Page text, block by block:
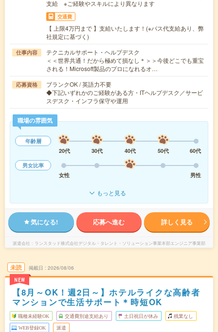
支給 ※ご経験やスキルにより異なります
交通費
【 上限4万円まで 】支給いたします！(※バス代支給あり、弊
社規定に基づく)
仕事内容
テクニカルサポート・ヘルプデスク
＜＜世界共通！だから極めて損なし＊＞＞今後どこでも重宝
される！Microsoft製品のプロになれるオ…
応募資格
ブランクOK / 英語力不要
◆下記いずれかのご経験がある方・ITヘルプデスク／サービ
スデスク・インフラ保守や運用
職場の雰囲気
年齢層
20代
30代 40代 50代
60代
男女比率
女性
男性
もっと見る
気になる! 応募へ進む 詳しく見る
派遣会社 ランスタッド株式会社デジタル・タレント・ソリューション事業本部エンジニア事業部
未読
NEW
掲載日 2026/08/06
【8月～OK！週2日～】ホテルライクな高齢者
マンションで生活サポート＊時短OK
職種未経験OK 交通費別途支給あり 土日祝日が休み 残業なし
WEB登録OK 派遣